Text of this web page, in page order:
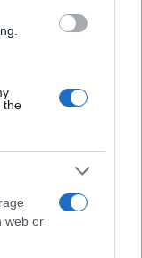
the
web or